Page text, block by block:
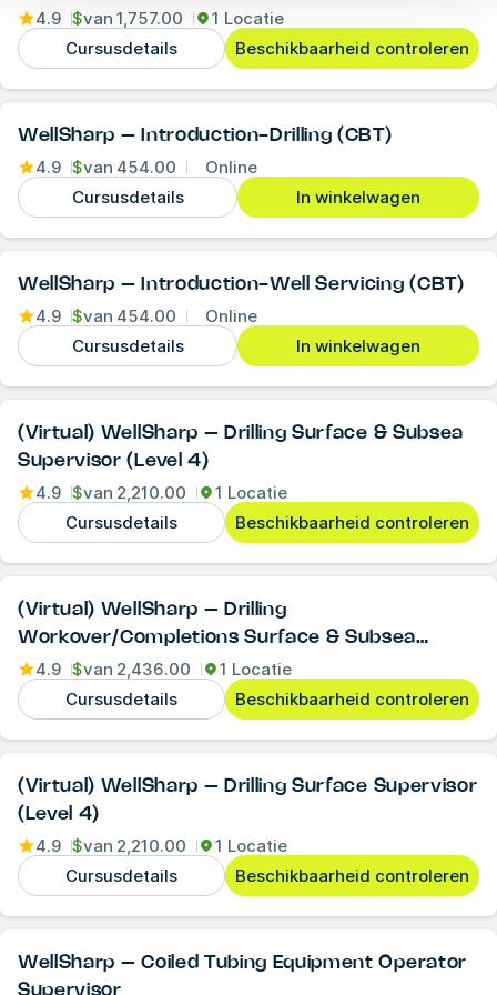
4.9 $van 1,757.00
1 Locatie
Cursusdetails
Beschikbaarheid controleren
WellSharp – Introduction-Drilling (CBT)
4.9 $van 454.00
Online
Cursusdetails
In winkelwagen
WellSharp – Introduction-Well Servicing (CBT)
4.9 $van 454.00
Online
Cursusdetails
In winkelwagen
(Virtual) WellSharp – Drilling Surface & Subsea
Supervisor (Level 4)
4.9 $van 2,210.00
1 Locatie
Cursusdetails
Beschikbaarheid controleren
(Virtual) WellSharp – Drilling
Workover/Completions Surface & Subsea
Supervisor (Level 4)
4.9 $van 2,436.00
1 Locatie
Cursusdetails
Beschikbaarheid controleren
(Virtual) WellSharp – Drilling Surface Supervisor
(Level 4)
4.9 $van 2,210.00
1 Locatie
Cursusdetails
Beschikbaarheid controleren
WellSharp – Coiled Tubing Equipment Operator
Supervisor